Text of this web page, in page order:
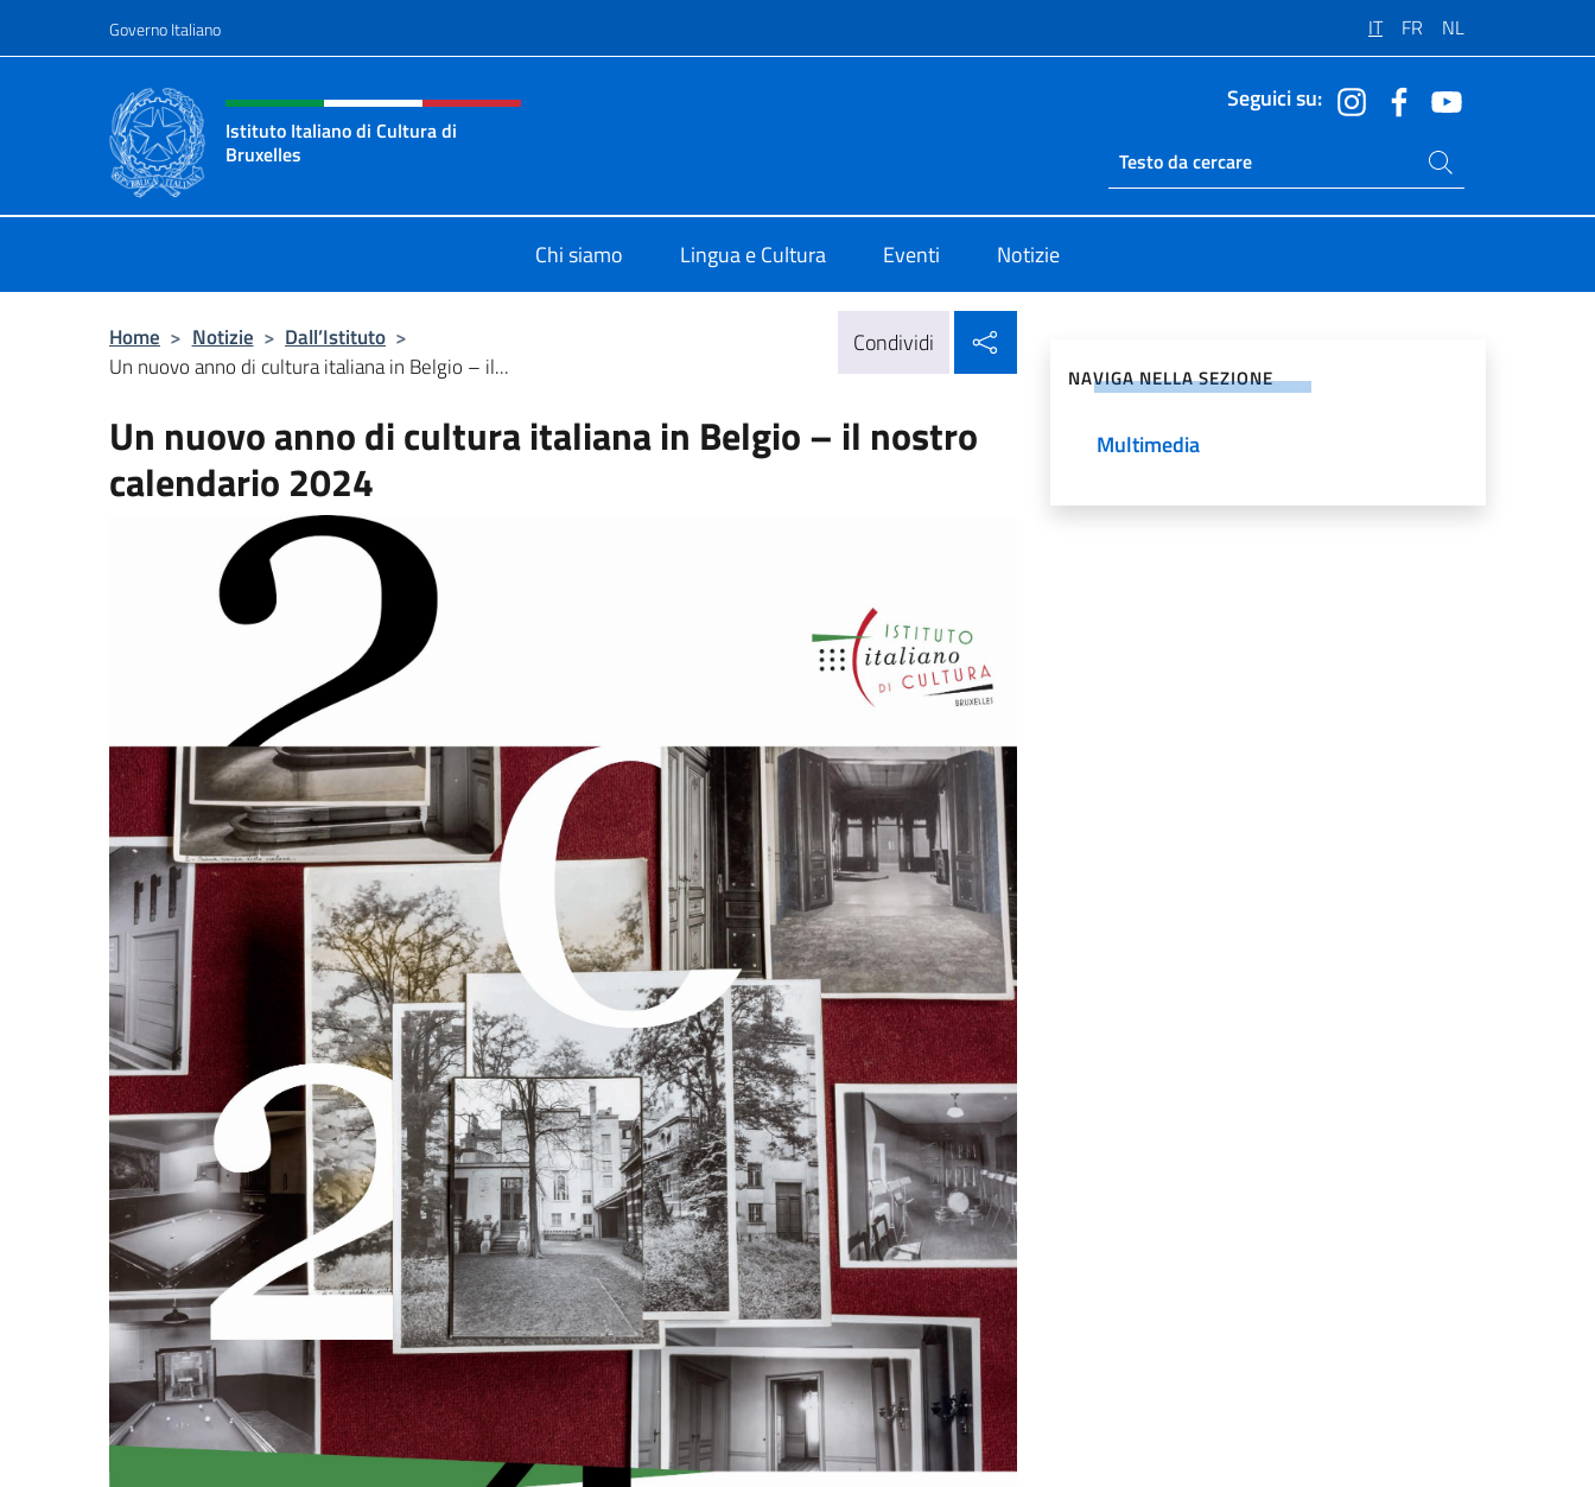
Governo Italiano IT FR NL
Intestazione sito, social e menù
Istituto Italiano di Cultura di
Bruxelles
Seguici su:
Ricerca sito live
Cerca nel sito
Chi siamo Lingua e Cultura Eventi Notizie
Home > Notizie > Dall’Istituto >
Un nuovo anno di cultura italiana in Belgio – il...
Condividi
Un nuovo anno di cultura italiana in Belgio – il nostro
calendario 2024
NAVIGA NELLA SEZIONE
Multimedia